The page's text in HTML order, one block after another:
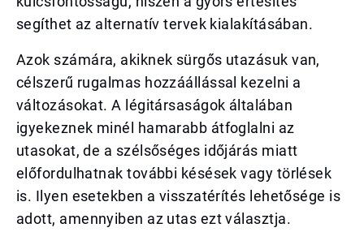
segíthet az alternatív tervek kialakításában.
Azok számára, akiknek sürgős utazásuk van,
célszerű rugalmas hozzáállással kezelni a
változásokat. A légitársaságok általában
igyekeznek minél hamarabb átfoglalni az
utasokat, de a szélsőséges időjárás miatt
előfordulhatnak további késések vagy törlések
is. Ilyen esetekben a visszatérítés lehetősége is
adott, amennyiben az utas ezt választja.